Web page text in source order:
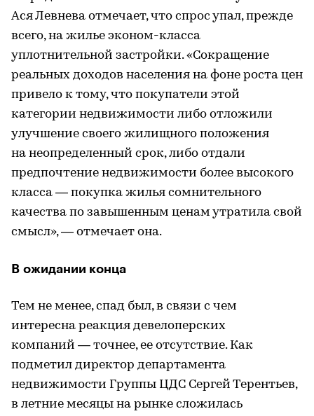
Ася Левнева отмечает, что спрос упал, прежде
всего, на жилье эконом-класса
уплотнительной застройки. «Сокращение
реальных доходов населения на фоне роста цен
привело к тому, что покупатели этой
категории недвижимости либо отложили
улучшение своего жилищного положения
на неопределенный срок, либо отдали
предпочтение недвижимости более высокого
класса — покупка жилья сомнительного
качества по завышенным ценам утратила свой
смысл», — отмечает она.
В ожидании конца
Тем не менее, спад был, в связи с чем
интересна реакция девелоперских
компаний — точнее, ее отсутствие. Как
подметил директор департамента
недвижимости Группы ЦДС Сергей Терентьев,
в летние месяцы на рынке сложилась